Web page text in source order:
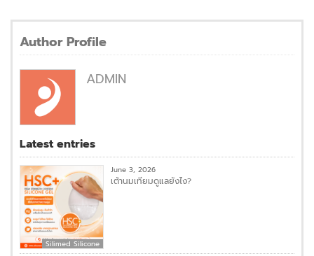
Author Profile
ADMIN
Latest entries
Silimed Silicone
June 3, 2026
เต้านมเทียมดูแลยังไง?